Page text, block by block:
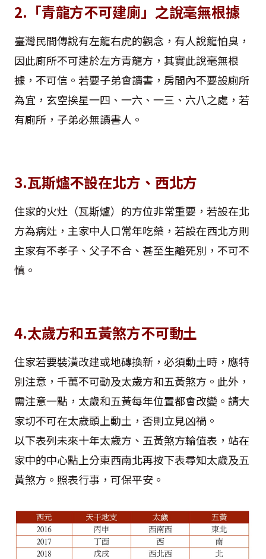
2.「青龍方不可建廁」之說毫無根據
臺灣民間傳說有左龍右虎的觀念，有人說龍怕臭，
因此廁所不可建於左方青龍方，其實此說毫無根
據，不可信。若要子弟會讀書，房間內不要設廁所
為宜，玄空挨星一四、一六、一三、六八之處，若
有廁所，子弟必無讀書人。
3.瓦斯爐不設在北方、西北方
住家的火灶（瓦斯爐）的方位非常重要，若設在北
方為病灶，主家中人口常年吃藥，若設在西北方則
主家有不孝子、父子不合、甚至生離死別，不可不
慎。
4.太歲方和五黃煞方不可動土
住家若要裝潢改建或地磚換新，必須動土時，應特
別注意，千萬不可動及太歲方和五黃煞方。此外，
需注意一點，太歲和五黃每年位置都會改變。請大
家切不可在太歲頭上動土，否則立見凶禍。
以下表列未來十年太歲方、五黃煞方輪值表，站在
家中的中心點上分東西南北再按下表尋知太歲及五
黃煞方。照表行事，可保平安。